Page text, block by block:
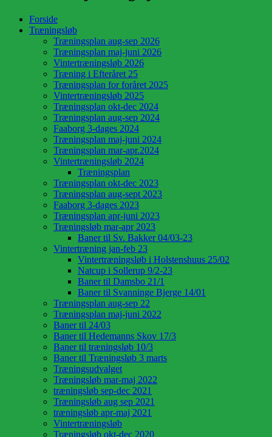
Forside
Træningsløb
Træningsplan aug-sep 2026
Træningsplan maj-juni 2026
Vintertræningsløb 2026
Træning i Efteråret 25
Træningsplan for foråret 2025
Vintertræningsløb 2025
Træningsplan okt-dec 2024
Træningsplan aug-sep 2024
Faaborg 3-dages 2024
Træningsplan maj-juni 2024
Træningsplan mar-apr.2024
Vintertræningsløb 2024
Træningsplan
Træningsplan okt-dec 2023
Træningsplan aug-sept 2023
Faaborg 3-dages 2023
Træningsplan apr-juni 2023
Træningsløb mar-apr 2023
Baner til Sv. Bakker 04/03-23
Vintertræning jan-feb 23
Vintertræningsløb i Holstenshuus 25/02
Natcup i Sollerup 9/2-23
Baner til Damsbo 21/1
Baner til Svanninge Bjerge 14/01
Træningsplan aug-sep 22
Træningsplan maj-juni 2022
Baner til 24/03
Baner til Hedemanns Skov 17/3
Baner til træningsløb 10/3
Baner til Træningsløb 3 marts
Træningsudvalget
Træningsløb mar-maj 2022
træningsløb sep-dec 2021
Træningsløb aug sep 2021
træningsløb apr-maj 2021
Vintertræningsløb
Træningsløb okt-dec 2020